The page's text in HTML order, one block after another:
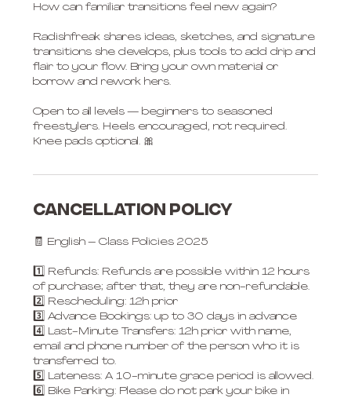
How can familiar transitions feel new again?
Radishfreak shares ideas, sketches, and signature
transitions she develops, plus tools to add drip and
flair to your flow. Bring your own material or
borrow and rework hers.
Open to all levels — beginners to seasoned
freestylers. Heels encouraged, not required.
Cancellation Policy
🧾 English – Class Policies 2025
1️⃣ Refunds: Refunds are possible within 12 hours
of purchase; after that, they are non-refundable.
2️⃣ Rescheduling: 12h prior
3️⃣ Advance Bookings: up to 30 days in advance
4️⃣ Last-Minute Transfers: 12h prior with name,
email and phone number of the person who it is
transferred to.
5️⃣ Lateness: A 10-minute grace period is allowed.
6️⃣ Bike Parking: Please do not park your bike in